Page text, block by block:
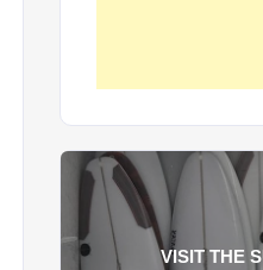
VISIT THE